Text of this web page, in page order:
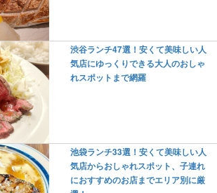
渋谷ランチ47選！安くて美味しい人
気店にゆっくりできる大人のおしゃ
れスポットまで網羅
池袋ランチ33選！安くて美味しい人
気店からおしゃれスポット、子連れ
におすすめのお店までエリア別に厳